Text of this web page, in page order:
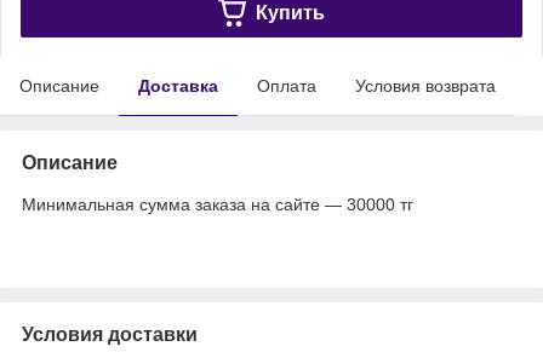
Купить
Описание Доставка Оплата Условия возврата
Описание
Минимальная сумма заказа на сайте — 30000 тг
Условия доставки